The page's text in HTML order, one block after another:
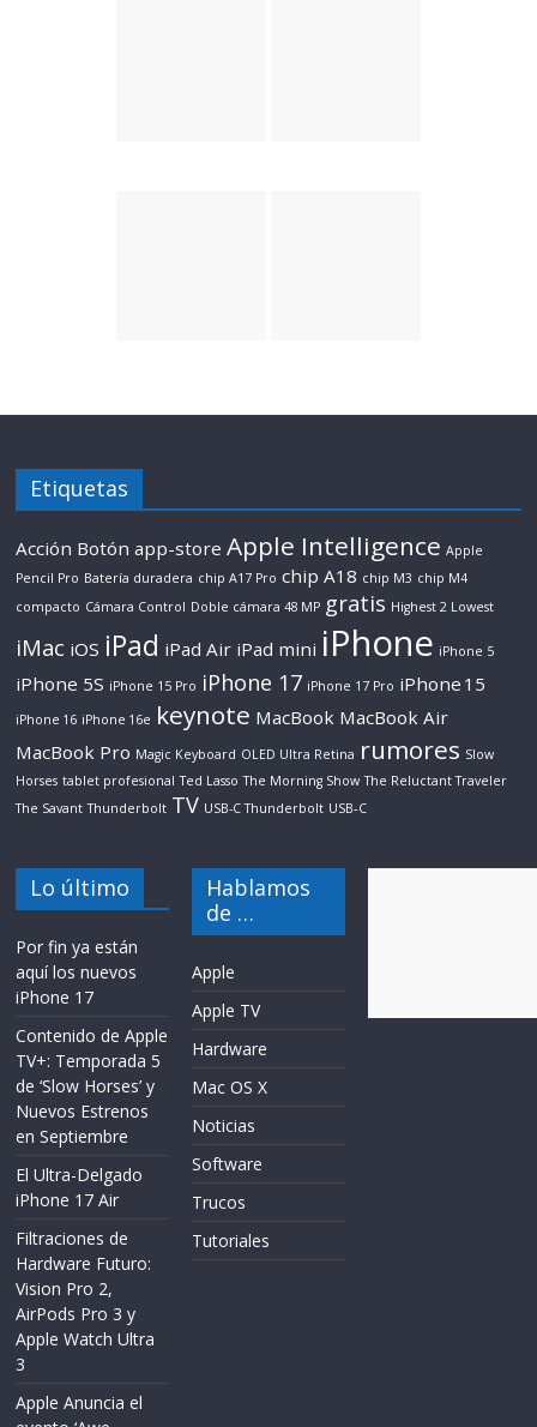
Etiquetas
Acción Botón app-store Apple Intelligence Apple
Pencil Pro Batería duradera chip A17 Pro chip A18 chip M3 chip M4
compacto Cámara Control Doble cámara 48 MP gratis Highest 2 Lowest
iMac iOS iPad iPad Air iPad mini iPhone iPhone 5
iPhone 5S iPhone 15 Pro iPhone 17 iPhone 17 Pro iPhone 15
iPhone 16 iPhone 16e keynote MacBook MacBook Air
MacBook Pro Magic Keyboard OLED Ultra Retina rumores Slow
Horses tablet profesional Ted Lasso The Morning Show The Reluctant Traveler
The Savant Thunderbolt TV USB-C Thunderbolt USB‑C
Lo último
Por fin ya están
aquí los nuevos
iPhone 17
Contenido de Apple
TV+: Temporada 5
de ‘Slow Horses’ y
Nuevos Estrenos
en Septiembre
El Ultra-Delgado
iPhone 17 Air
Filtraciones de
Hardware Futuro:
Vision Pro 2,
AirPods Pro 3 y
Apple Watch Ultra
3
Apple Anuncia el
Hablamos
de …
Apple
Apple TV
Hardware
Mac OS X
Noticias
Software
Trucos
Tutoriales